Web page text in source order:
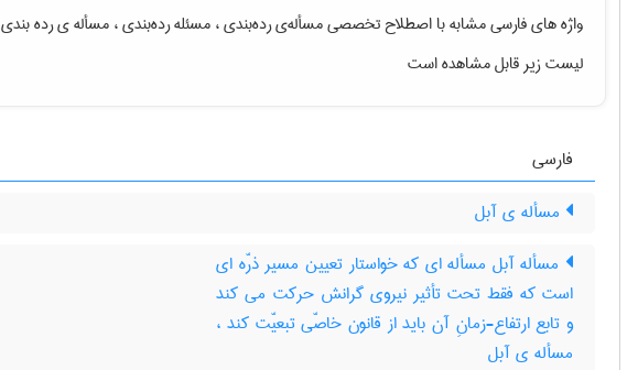
واژه های فارسی مشابه با اصطلاح تخصصیمسأله‌ی رده‌بندی ، مسئله رده‌بندی ، مسأله ی رده بندی
لیست زیر قابل مشاهده است
فارسی
مسأله ی آبل
مسأله آبل مسأله ای که خواستار تعیین مسیر ذرّه ای
است که فقط تحت تأثیر نیروی گرانش حرکت می کند
و تابع ارتفاع-زمانِ آن باید از قانون خاصّی تبعیّت کند ،
مسأله ی آبل